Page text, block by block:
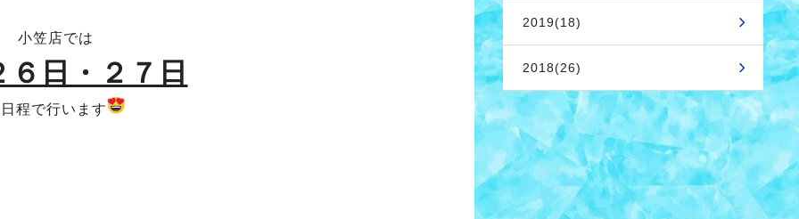
小笠店では
６日・２７日
程で行います
2019(18)
2018(26)